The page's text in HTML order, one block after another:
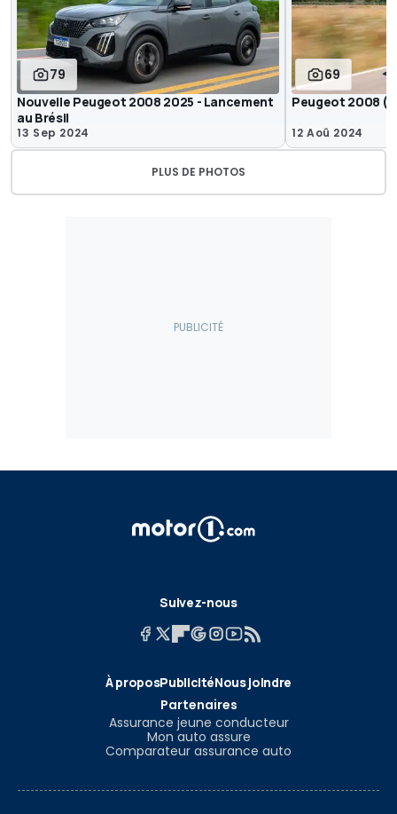
79
Nouvelle Peugeot 2008 2025 - Lancement
au Brésil
13 Sep 2024
69
Peugeot 2008
12 Aoû 2024
PLUS DE PHOTOS
Suivez-nous
À proposPublicitéNous joindre
Partenaires
Assurance jeune conducteur
Mon auto assure
Comparateur assurance auto